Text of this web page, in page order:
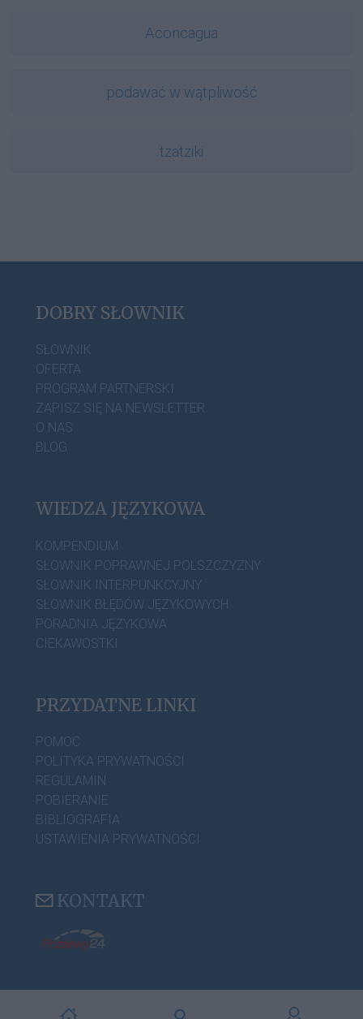
Aconcagua
podawać w wątpliwość
tzatziki
DOBRY SŁOWNIK
SŁOWNIK
OFERTA
PROGRAM PARTNERSKI
ZAPISZ SIĘ NA NEWSLETTER
O NAS
BLOG
WIEDZA JĘZYKOWA
KOMPENDIUM
SŁOWNIK POPRAWNEJ POLSZCZYZNY
SŁOWNIK INTERPUNKCYJNY
SŁOWNIK BŁĘDÓW JĘZYKOWYCH
PORADNIA JĘZYKOWA
CIEKAWOSTKI
PRZYDATNE LINKI
POMOC
POLITYKA PRYWATNOŚCI
REGULAMIN
POBIERANIE
BIBLIOGRAFIA
USTAWIENIA PRYWATNOŚCI
KONTAKT